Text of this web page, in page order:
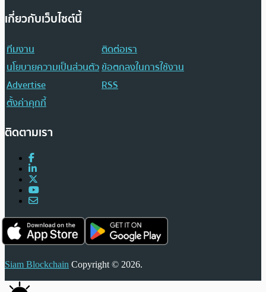
เกี่ยวกับเว็บไซต์นี้
ทีมงาน
ติดต่อเรา
นโยบายความเป็นส่วนตัวข้อตกลงในการใช้งาน
Advertise
RSS
ตั้งค่าคุกกี้
ติดตามเรา
Siam Blockchain Copyright © 2026.